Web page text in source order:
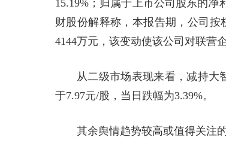
15.19%；归属于上市公司股东的净
财股份解释称，本报告期，公司按
4144万元，该变动使该公司对联营
从二级市场表现来看，减持大
于7.97元/股，当日跌幅为3.39%。
其余舆情趋势较高或值得关注